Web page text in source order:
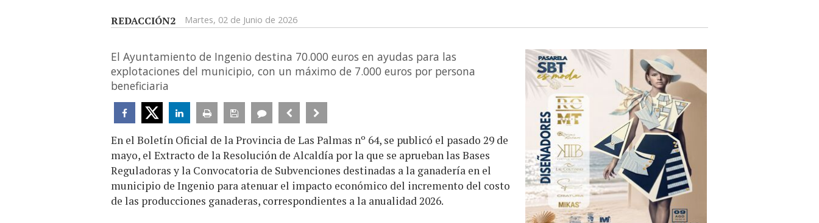
REDACCIÓN2 Martes, 02 de Junio de 2026
El Ayuntamiento de Ingenio destina 70.000 euros en ayudas para las
explotaciones del municipio, con un máximo de 7.000 euros por persona
beneficiaria
En el Boletín Oficial de la Provincia de Las Palmas nº 64, se publicó el pasado 29 de
mayo, el Extracto de la Resolución de Alcaldía por la que se aprueban las Bases
Reguladoras y la Convocatoria de Subvenciones destinadas a la ganadería en el
municipio de Ingenio para atenuar el impacto económico del incremento del costo
de las producciones ganaderas, correspondientes a la anualidad 2026.